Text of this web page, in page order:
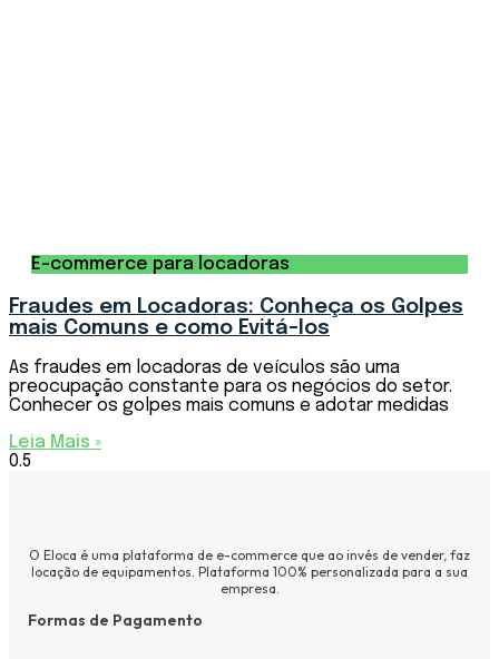
E-commerce para locadoras
Fraudes em Locadoras: Conheça os Golpes
mais Comuns e como Evitá-los
As fraudes em locadoras de veículos são uma
preocupação constante para os negócios do setor.
Conhecer os golpes mais comuns e adotar medidas
Leia Mais »
O Eloca é uma plataforma de e-commerce que ao invés de vender, faz
locação de equipamentos. Plataforma 100% personalizada para a sua
empresa.
Formas de Pagamento